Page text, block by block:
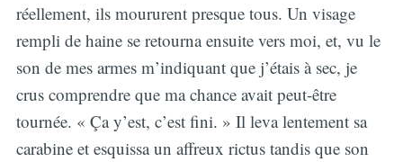
réellement, ils moururent presque tous. Un visage
rempli de haine se retourna ensuite vers moi, et, vu le
son de mes armes m’indiquant que j’étais à sec, je
crus comprendre que ma chance avait peut-être
tournée. « Ça y’est, c’est fini. » Il leva lentement sa
carabine et esquissa un affreux rictus tandis que son